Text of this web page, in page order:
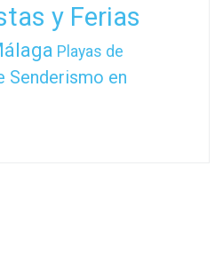
y Ferias
Playas de
Senderismo en